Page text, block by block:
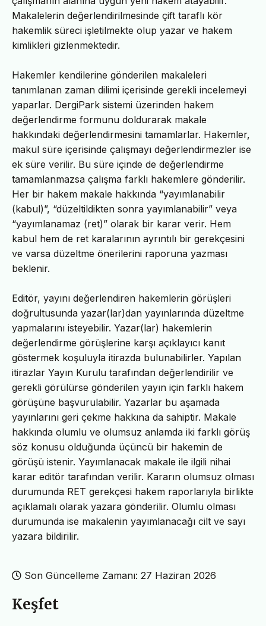
Makalelerin değerlendirilmesinde çift taraflı kör
hakemlik süreci işletilmekte olup yazar ve hakem
kimlikleri gizlenmektedir.
Hakemler kendilerine gönderilen makaleleri
tanımlanan zaman dilimi içerisinde gerekli incelemeyi
yaparlar. DergiPark sistemi üzerinden hakem
değerlendirme formunu doldurarak makale
hakkındaki değerlendirmesini tamamlarlar. Hakemler,
makul süre içerisinde çalışmayı değerlendirmezler ise
ek süre verilir. Bu süre içinde de değerlendirme
tamamlanmazsa çalışma farklı hakemlere gönderilir.
Her bir hakem makale hakkında “yayımlanabilir
(kabul)”, “düzeltildikten sonra yayımlanabilir” veya
“yayımlanamaz (ret)” olarak bir karar verir. Hem
kabul hem de ret karalarının ayrıntılı bir gerekçesini
ve varsa düzeltme önerilerini raporuna yazması
beklenir.
Editör, yayını değerlendiren hakemlerin görüşleri
doğrultusunda yazar(lar)dan yayınlarında düzeltme
yapmalarını isteyebilir. Yazar(lar) hakemlerin
değerlendirme görüşlerine karşı açıklayıcı kanıt
göstermek koşuluyla itirazda bulunabilirler. Yapılan
itirazlar Yayın Kurulu tarafından değerlendirilir ve
gerekli görülürse gönderilen yayın için farklı hakem
görüşüne başvurulabilir. Yazarlar bu aşamada
yayınlarını geri çekme hakkına da sahiptir. Makale
hakkında olumlu ve olumsuz anlamda iki farklı görüş
söz konusu olduğunda üçüncü bir hakemin de
görüşü istenir. Yayımlanacak makale ile ilgili nihai
karar editör tarafından verilir. Kararın olumsuz olması
durumunda RET gerekçesi hakem raporlarıyla birlikte
açıklamalı olarak yazara gönderilir. Olumlu olması
durumunda ise makalenin yayımlanacağı cilt ve sayı
yazara bildirilir.
Son Güncelleme Zamanı: 27 Haziran 2026
Keşfet